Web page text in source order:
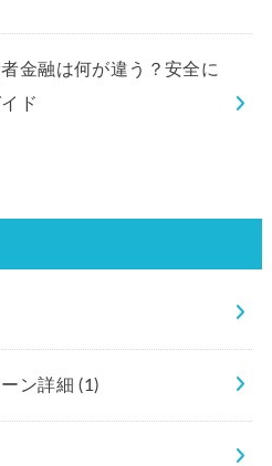
金融は何が違う？安全に
ド
ーン詳細(1)